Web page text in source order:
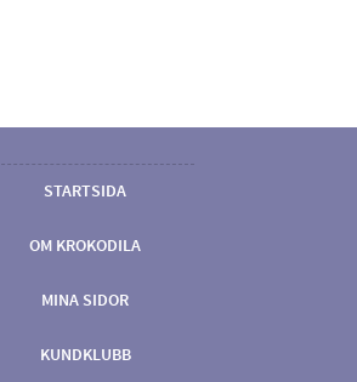
STARTSIDA
OM KROKODILA
MINA SIDOR
KUNDKLUBB